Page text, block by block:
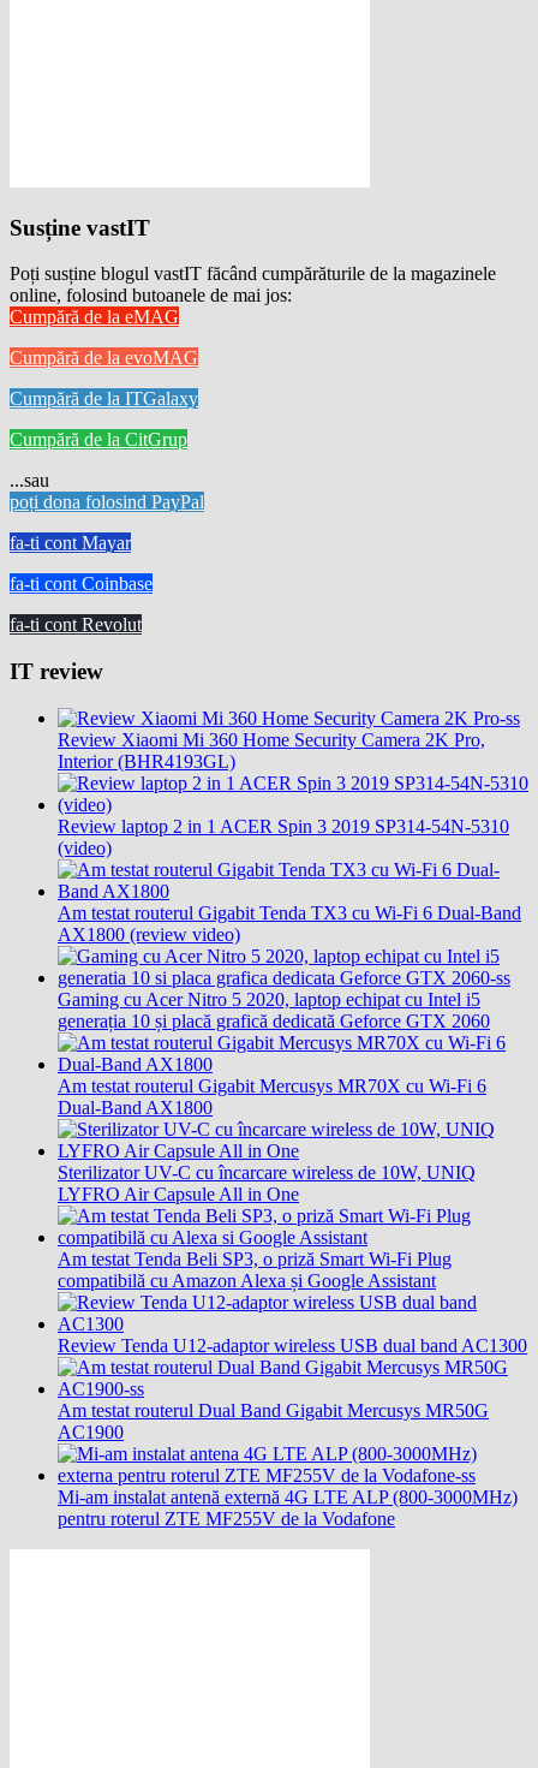
Susține vastIT
Poți susține blogul vastIT făcând cumpărăturile de la magazinele
online, folosind butoanele de mai jos:
Cumpără de la eMAG
Cumpără de la evoMAG
Cumpără de la ITGalaxy
Cumpără de la CitGrup
...sau
poți dona folosind PayPal
fa-ti cont Mayar
fa-ti cont Coinbase
fa-ti cont Revolut
IT review
Review Xiaomi Mi 360 Home Security Camera 2K Pro,
Interior (BHR4193GL)
Review laptop 2 in 1 ACER Spin 3 2019 SP314-54N-5310
(video)
Am testat routerul Gigabit Tenda TX3 cu Wi-Fi 6 Dual-Band
AX1800 (review video)
Gaming cu Acer Nitro 5 2020, laptop echipat cu Intel i5
generația 10 și placă grafică dedicată Geforce GTX 2060
Am testat routerul Gigabit Mercusys MR70X cu Wi-Fi 6
Dual-Band AX1800
Sterilizator UV-C cu încarcare wireless de 10W, UNIQ
LYFRO Air Capsule All in One
Am testat Tenda Beli SP3, o priză Smart Wi-Fi Plug
compatibilă cu Amazon Alexa și Google Assistant
Review Tenda U12-adaptor wireless USB dual band AC1300
Am testat routerul Dual Band Gigabit Mercusys MR50G
AC1900
Mi-am instalat antenă externă 4G LTE ALP (800-3000MHz)
pentru roterul ZTE MF255V de la Vodafone